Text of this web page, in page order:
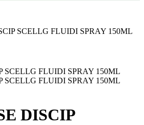
SCELLG FLUIDI SPRAY 150ML
DISCIP